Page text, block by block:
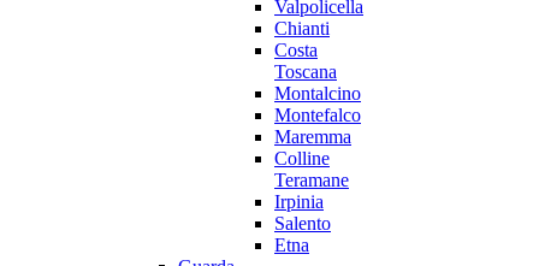
Valpolicella
Chianti
Costa
Toscana
Montalcino
Montefalco
Maremma
Colline
Teramane
Irpinia
Salento
Etna